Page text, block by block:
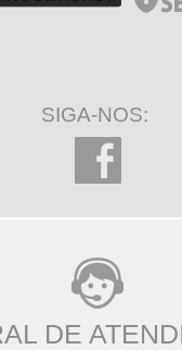
SIGA-NOS:
DE